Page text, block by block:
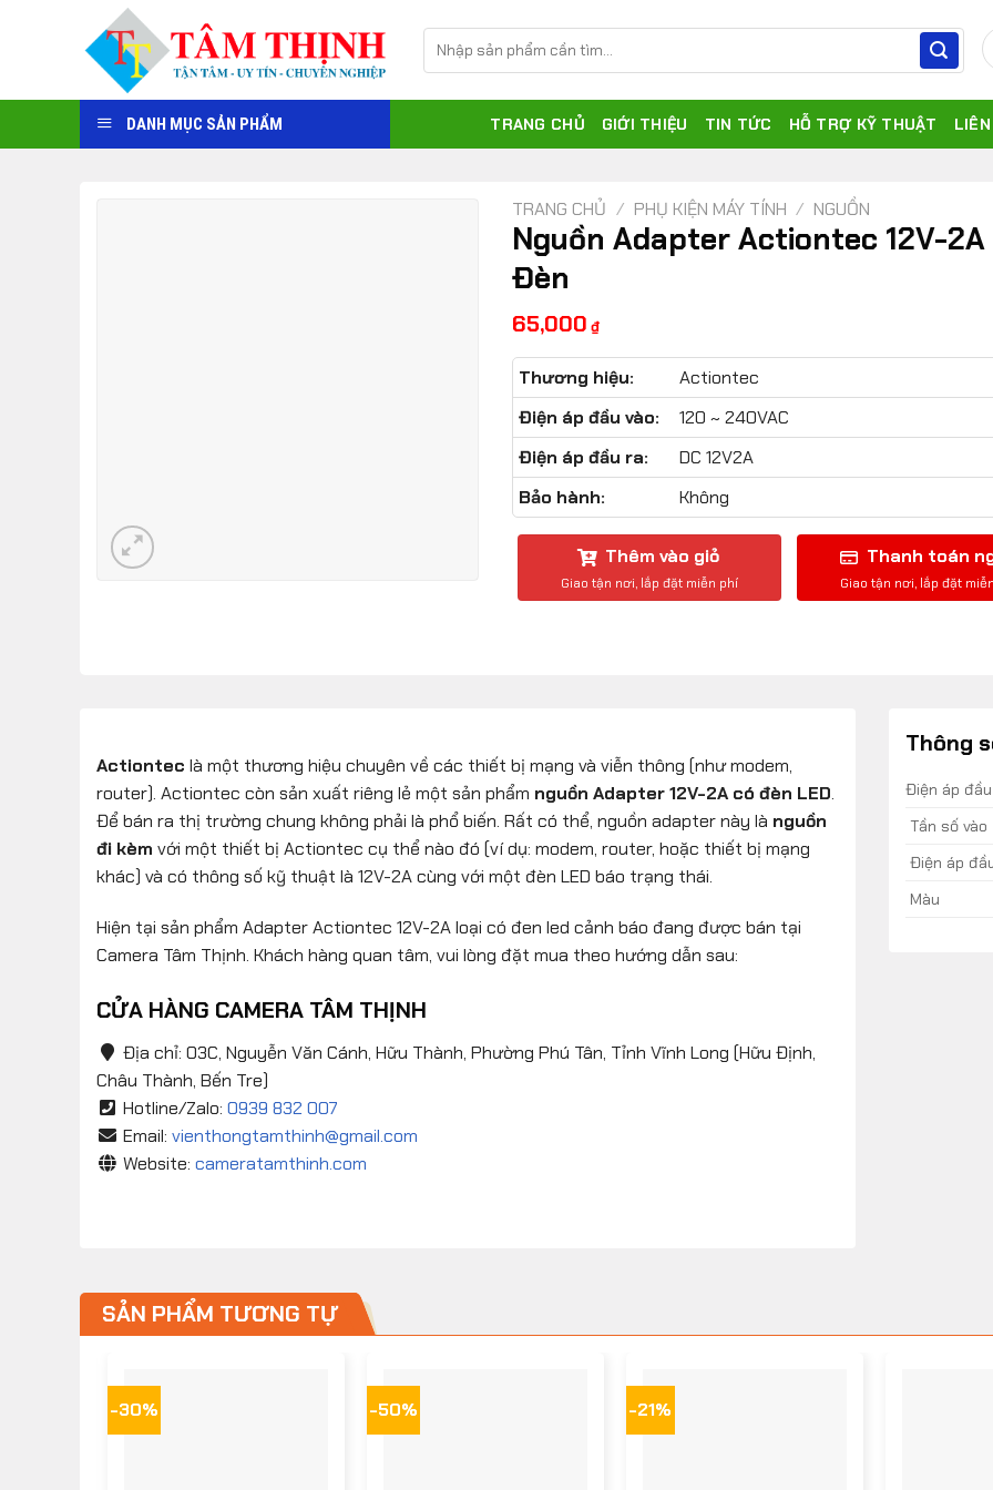
kiếm:
DANH MỤC SẢN PHẨM TRANG CHỦ GIỚI THIỆU TIN TỨC HỖ TRỢ KỸ THUẬT
TRANG CHỦ / PHỤ KIỆN MÁY TÍNH / NGUỒN
Nguồn Adapter Actiontec 12V-2A
Đèn
65,000 ₫
Thương hiệu:
Actiontec
Điện áp đầu vào:
120 ~ 240VAC
Điện áp đầu ra:
DC 12V2A
Bảo hành:
Không
Thêm vào giỏ Thanh toán
Actiontec là một thương hiệu chuyên về các thiết bị mạng và viễn thông (như modem,
router). Actiontec còn sản xuất riêng lẻ một sản phẩm nguồn Adapter 12V-2A có đèn LED.
Để bán ra thị trường chung không phải là phổ biến. Rất có thể, nguồn adapter này là nguồn
đi kèm với một thiết bị Actiontec cụ thể nào đó (ví dụ: modem, router, hoặc thiết bị mạng
khác) và có thông số kỹ thuật là 12V-2A cùng với một đèn LED báo trạng thái.
Hiện tại sản phẩm Adapter Actiontec 12V-2A loại có đen led cảnh báo đang được bán tại
Camera Tâm Thịnh. Khách hàng quan tâm, vui lòng đặt mua theo hướng dẫn sau:
CỬA HÀNG CAMERA TÂM THỊNH
Địa chỉ: 03C, Nguyễn Văn Cánh, Hữu Thành, Phường Phú Tân, Tỉnh Vĩnh Long (Hữu Định,
Châu Thành, Bến Tre)
Hotline/Zalo: 0939 832 007
Email: vienthongtamthinh@gmail.com
Website: cameratamthinh.com
Thông
Điện áp
Tần số vào
Điện áp
Màu
SẢN PHẨM TƯƠNG TỰ
-30% -50% -21%